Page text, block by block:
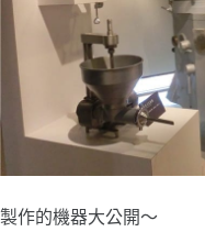
製作的機器大公開～